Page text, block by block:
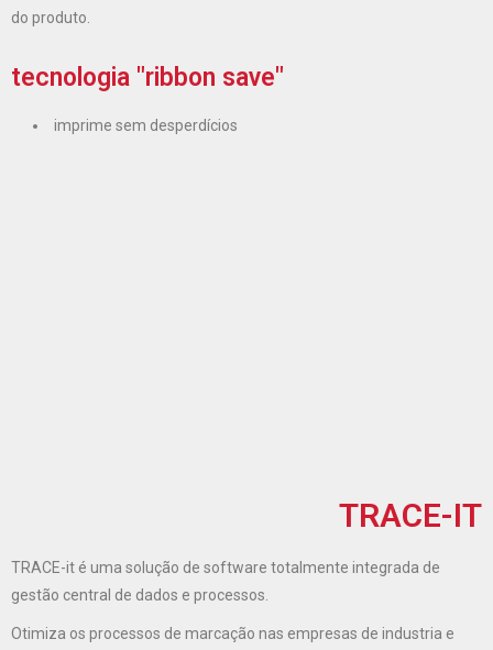
do produto.
tecnologia "ribbon save"
imprime sem desperdícios
TRACE-IT
TRACE-it é uma solução de software totalmente integrada de
gestão central de dados e processos.
Otimiza os processos de marcação nas empresas de industria e